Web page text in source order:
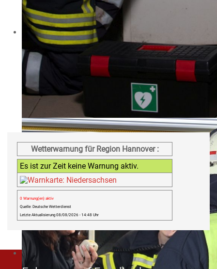
Wetterwarnung für Region Hannover :
Es ist zur Zeit keine Warnung aktiv.
0 Warnung(en) aktiv
Quelle: Deutsche Wetterdienst
Letzte Aktualisierung 08/08/2026 - 14:48 Uhr